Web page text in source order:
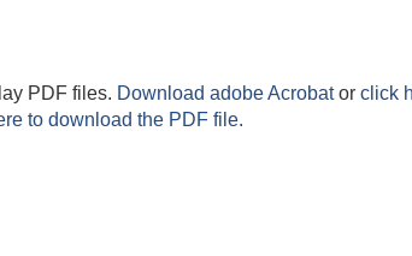
PDF files. Download adobe Acrobator click
to download the PDF file.